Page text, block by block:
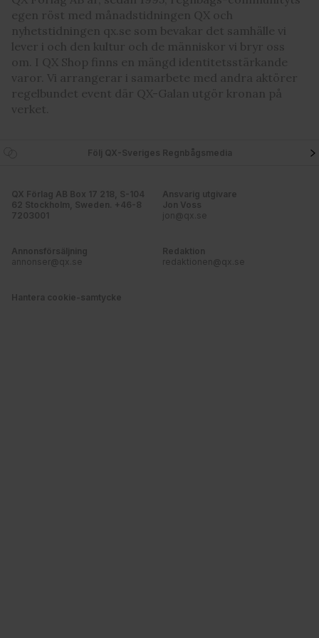
egen röst med månadstidningen QX och
nyhetstidningen qx.se som bevakar det samhälle vi
lever i och den kultur och de människor vi bryr oss
om. I QX Shop finns en mängd identitetsstärkande
varor. Vi arrangerar i samarbete med andra aktörer
regelbundet event där QX-Galan utgör kronan på
verket.
Följ QX-Sveriges Regnbågsmedia
QX Förlag AB Box 17 218, S-104
62 Stockholm, Sweden. +46-8
7203001
Ansvarig utgivare
Jon Voss
jon@qx.se
Annonsförsäljning
annonser@qx.se
Redaktion
redaktionen@qx.se
Hantera cookie-samtycke